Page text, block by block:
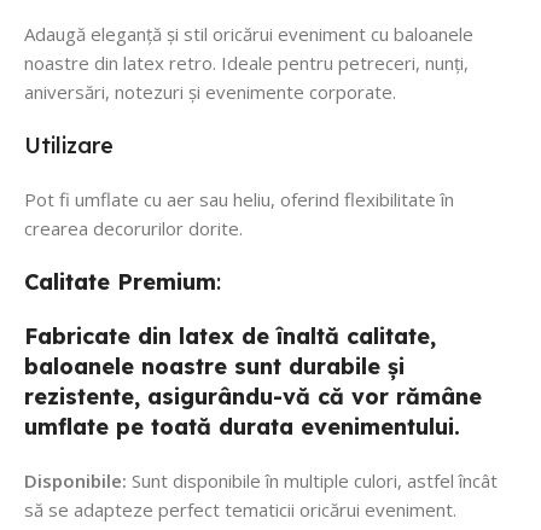
Adaugă eleganță și stil oricărui eveniment cu baloanele
noastre din latex retro. Ideale pentru petreceri, nunți,
aniversări, notezuri și evenimente corporate.
Utilizare
Pot fi umflate cu aer sau heliu, oferind flexibilitate în
crearea decorurilor dorite.
Calitate Premium:
Fabricate din latex de înaltă calitate,
baloanele noastre sunt durabile și
rezistente, asigurându-vă că vor rămâne
umflate pe toată durata evenimentului.
Disponibile: Sunt disponibile în multiple culori, astfel încât
să se adapteze perfect tematicii oricărui eveniment.